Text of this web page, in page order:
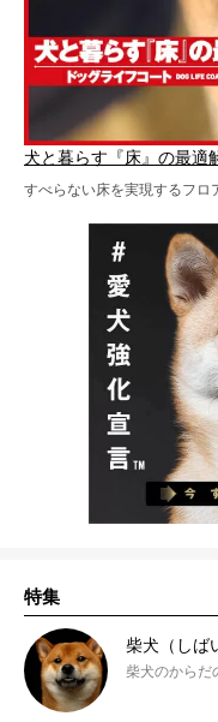
犬と暮らす『床』の最適
すべらない床を実現するフロ
特集
柴犬（しば
柴犬のからだ